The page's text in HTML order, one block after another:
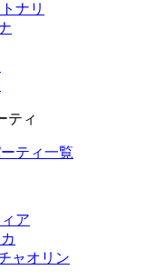
ナリ
ティ
ティ一覧
ア
ャオリン